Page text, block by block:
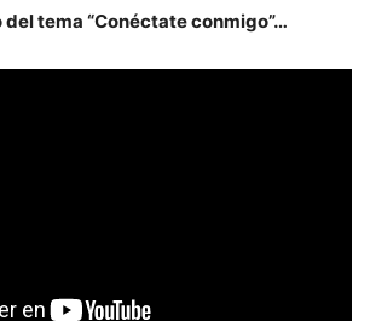
tema “Conéctate conmigo”…